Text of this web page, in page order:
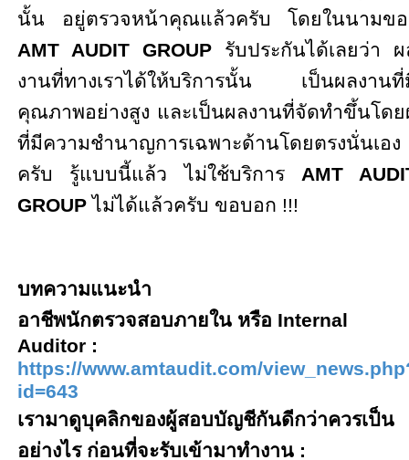
นั้น อยู่ตรวจหน้าคุณแล้วครับ โดยในนามขอ
AMT AUDIT GROUP
รับประกันได้เลยว่า
งานที่ทางเราได้ให้บริการนั้น เป็นผลงานที่
คุณภาพอย่างสูง และเป็นผลงานที่จัดทำขึ้นโด
ที่มีความชำนาญการเฉพาะด้านโดยตรงนั่นเอง
ครับ รู้แบบนี้แล้ว ไม่ใช้บริการ
AMT
GROUP ไม่ได้แล้วครับ ขอบอก !!!
บทความแนะนำ
อาชีพนักตรวจสอบภายใน หรือ Internal
Auditor :
https://www.amtaudit.com/
id=643
เรามาดูบุคลิกของผู้สอบบัญชีกันดีกว่าควรเป็น
อย่างไร ก่อนที่จะรับเข้ามาทำงาน :